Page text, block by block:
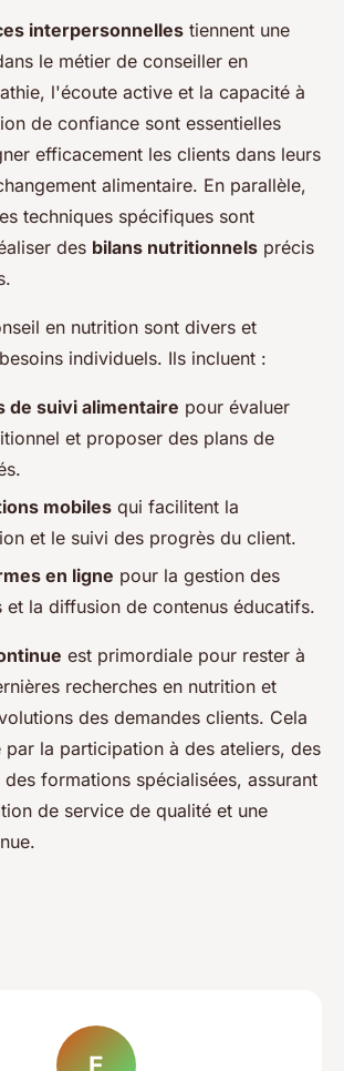
interpersonnelles tiennent une
le métier de conseiller en
l'écoute active et la capacité à
de confiance sont essentielles
efficacement les clients dans leurs
alimentaire. En parallèle,
techniques spécifiques sont
des bilans nutritionnels précis
en nutrition sont divers et
individuels. Ils incluent :
de suivi alimentaire pour évaluer
et proposer des plans de
mobiles qui facilitent la
et le suivi des progrès du client.
en ligne pour la gestion des
et la diffusion de contenus éducatifs.
est primordiale pour rester à
recherches en nutrition et
des demandes clients. Cela
par la participation à des ateliers, des
formations spécialisées, assurant
de service de qualité et une
E